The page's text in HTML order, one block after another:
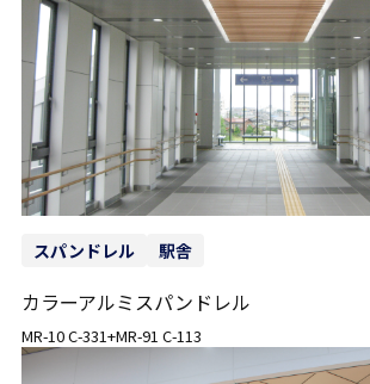
スパンドレル 駅舎
カラーアルミスパンドレル
MR-10 C-331+MR-91 C-113